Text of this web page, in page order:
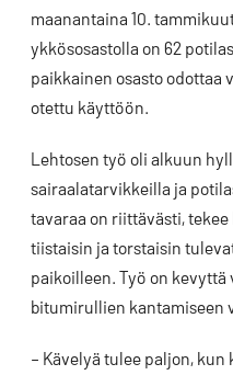
maanantaina 10.
ykkösosastolla on 62
paikkainen osasto odottaa
otettu käyttöön.
Lehtosen työ oli alkuun
sairaalatarvikkeilla ja
tavaraa on riittävästi,
tiistaisin ja torstaisin
paikoilleen. Työ on
bitumirullien kantamiseen
– Kävelyä tulee paljon,